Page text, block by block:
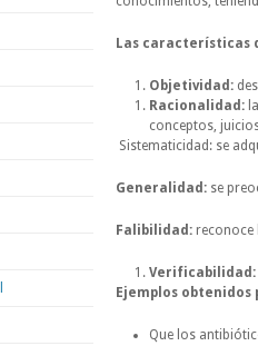
Las características
Objetividad:
Racionalidad:
conceptos,
Sistematicidad: se
Generalidad: se
Falibilidad:
Verificabilidad:
Ejemplos
Que los